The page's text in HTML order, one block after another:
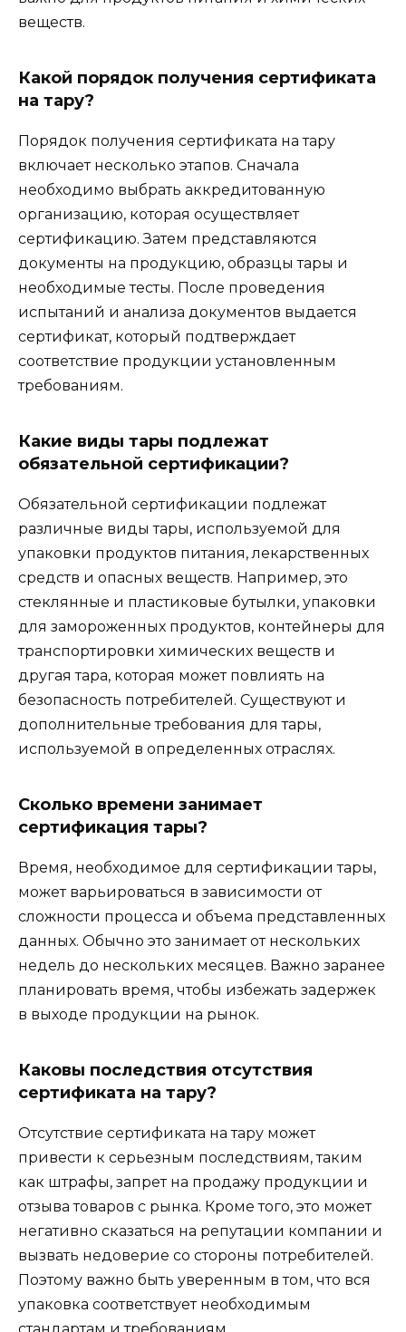
веществ.
Какой порядок получения сертификата
на тару?
Порядок получения сертификата на тару
включает несколько этапов. Сначала
необходимо выбрать аккредитованную
организацию, которая осуществляет
сертификацию. Затем представляются
документы на продукцию, образцы тары и
необходимые тесты. После проведения
испытаний и анализа документов выдается
сертификат, который подтверждает
соответствие продукции установленным
требованиям.
Какие виды тары подлежат
обязательной сертификации?
Обязательной сертификации подлежат
различные виды тары, используемой для
упаковки продуктов питания, лекарственных
средств и опасных веществ. Например, это
стеклянные и пластиковые бутылки, упаковки
для замороженных продуктов, контейнеры для
транспортировки химических веществ и
другая тара, которая может повлиять на
безопасность потребителей. Существуют и
дополнительные требования для тары,
используемой в определенных отраслях.
Сколько времени занимает
сертификация тары?
Время, необходимое для сертификации тары,
может варьироваться в зависимости от
сложности процесса и объема представленных
данных. Обычно это занимает от нескольких
недель до нескольких месяцев. Важно заранее
планировать время, чтобы избежать задержек
в выходе продукции на рынок.
Каковы последствия отсутствия
сертификата на тару?
Отсутствие сертификата на тару может
привести к серьезным последствиям, таким
как штрафы, запрет на продажу продукции и
отзыва товаров с рынка. Кроме того, это может
негативно сказаться на репутации компании и
вызвать недоверие со стороны потребителей.
Поэтому важно быть уверенным в том, что вся
упаковка соответствует необходимым